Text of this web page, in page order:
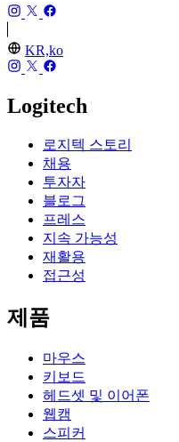
KR,ko
Logitech
로지텍 스토리
채용
투자자
블로그
프레스
지속 가능성
재활용
접근성
제품
마우스
키보드
헤드셋 및 이어폰
웹캠
스피커